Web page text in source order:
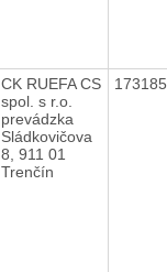
CK RUEFA CS
spol. s r.o.
prevádzka
Sládkovičova
8, 911 01
Trenčín